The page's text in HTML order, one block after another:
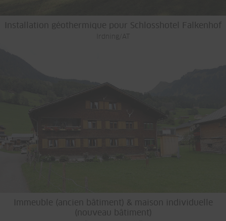
Installation géothermique pour Schlosshotel Falkenhof
Irdning/AT
Immeuble (ancien bâtiment) & maison individuelle
(nouveau bâtiment)